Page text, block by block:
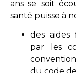
ans se soit
santé puisse à
des aides
par les